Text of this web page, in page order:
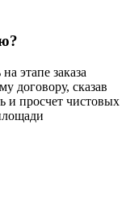
этапе заказа
договору, сказав
и просчет чистовых